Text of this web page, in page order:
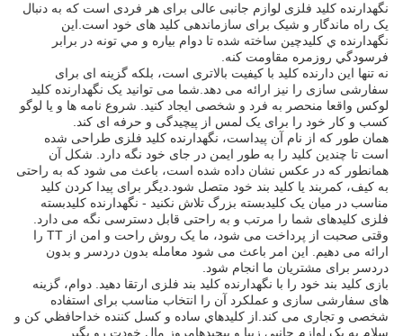
نگهدارنده کلید فلزی لوازم جانبی عالی برای هر فردی است که به دنبال
یک راه ماندگار و شیک برای سازماندهی کلید های خود است.اين
نگهدارنده ي کليدچين ساخته شده تا دوام بياره و مي تونه در برابر
فرسودگي روزمره مقاومت کنه.
نه تنها این دارنده کلید با کیفیت بالاتری است، بلکه گزینه ای برای
سفارشی سازی را نیز ارائه می دهد.شما می توانید یک نگهدارنده کلید
لوکس واقعا منحصر به فرد و شخصی ایجاد کنید. شروع نامه ها و یا لوگو
کسب و کار خود را برای یک لمس از پیچیدگی و حرفه ای کند.
همان طور که از نام آن پیداست، نگهدارنده کلید فلزی طراحی شده
است تا چندین کلید را به طور ایمن در جای خود نگه دارد. شکل آن
همانطور که در عکس نشان داده شده است، باعث می شود که به راحتی
به کیف، کمربند یا کلید بند خود متصل شود.دیگر برای پیدا کردن کلید
مناسب در میان یک کلیدبسته بزرگ تلاش نکنید - نگهدارنده کلیدبسته
فلزی کلیدهای شما را مرتب و به راحتی قابل دسترسی نگه می دارد.
وقتی صحبت از پرداخت می شود، ما یک روش راحت و امن از TT را
ارائه می دهیم. این امر باعث می شود معامله بدون دردسر و بدون
دردسر برای مشتریان ما انجام شود.
بازی کلید بند خود را با نگهدارنده کلید بند فلزی ارتقا دهید. دوام، گزینه
های سفارشی سازی و عملکرد آن را انتخاب مناسب برای استفاده
شخصی و تجاری می کند.از کليدهاي ساده و کسل کننده خداحافظي کن و
سلام به يک لوازم جانبي زيبا و پیچیدهامروز مال خودت رو بگير